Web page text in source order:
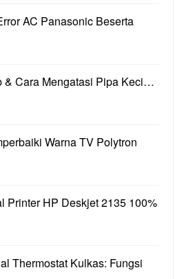
AC Panasonic Beserta
& Cara Mengatasi Pipa Keci…
Warna TV Polytron
Printer HP Deskjet 2135 100%
Thermostat Kulkas: Fungsi